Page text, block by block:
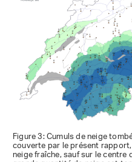
Figure 3: Cumuls de neige
couverte par le présent
neige fraîche, sauf sur le